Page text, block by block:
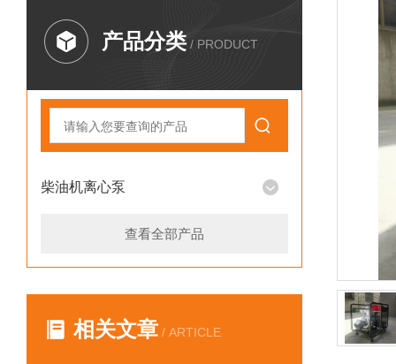
产品分类 / PRODUCT
柴油机离心泵
查看全部产品
相关文章 / ARTICLE